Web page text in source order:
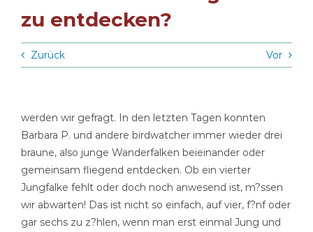
zu entdecken?
Zurück Vor
werden wir gefragt. In den letzten Tagen konnten
Barbara P. und andere birdwatcher immer wieder drei
braune, also junge Wanderfalken beieinander oder
gemeinsam fliegend entdecken. Ob ein vierter
Jungfalke fehlt oder doch noch anwesend ist, m?ssen
wir abwarten! Das ist nicht so einfach, auf vier, f?nf oder
gar sechs zu z?hlen, wenn man erst einmal Jung und